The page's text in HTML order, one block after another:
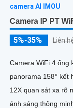
Camera IP PT
5%-35% Liên
Camera WiFi 4 ống
panorama 158° kết
12X quan sát xa rõ
ánh sáng thông